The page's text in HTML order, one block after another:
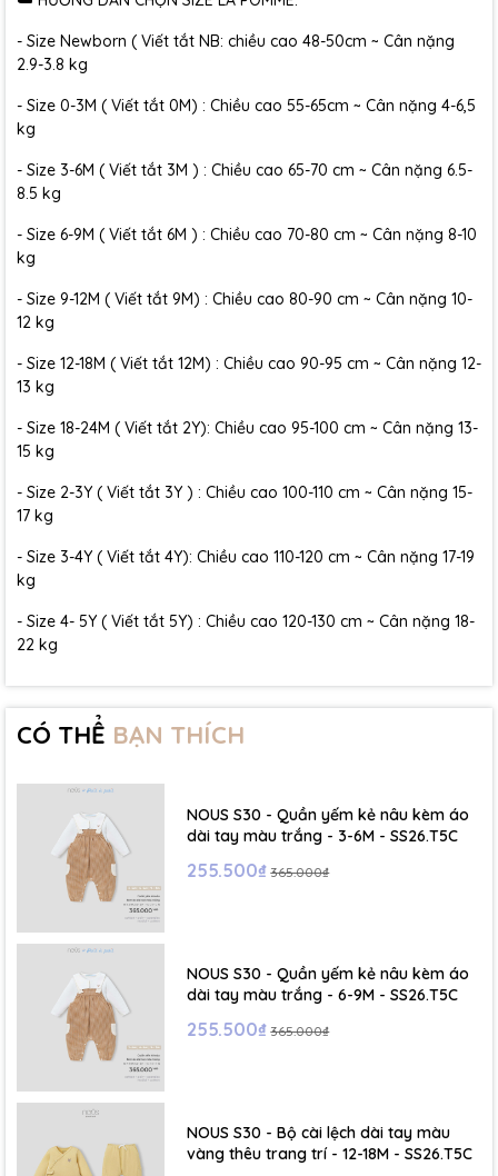
- Size Newborn ( Viết tắt NB: chiều cao 48-50cm ~ Cân nặng
2.9-3.8 kg
- Size 0-3M ( Viết tắt 0M) : Chiều cao 55-65cm ~ Cân nặng 4-6,5
kg
- Size 3-6M ( Viết tắt 3M ) : Chiều cao 65-70 cm ~ Cân nặng 6.5-
8.5 kg
- Size 6-9M ( Viết tắt 6M ) : Chiều cao 70-80 cm ~ Cân nặng 8-10
kg
- Size 9-12M ( Viết tắt 9M) : Chiều cao 80-90 cm ~ Cân nặng 10-
12 kg
- Size 12-18M ( Viết tắt 12M) : Chiều cao 90-95 cm ~ Cân nặng 12-
13 kg
- Size 18-24M ( Viết tắt 2Y): Chiều cao 95-100 cm ~ Cân nặng 13-
15 kg
- Size 2-3Y ( Viết tắt 3Y ) : Chiều cao 100-110 cm ~ Cân nặng 15-
17 kg
- Size 3-4Y ( Viết tắt 4Y): Chiều cao 110-120 cm ~ Cân nặng 17-19
kg
- Size 4- 5Y ( Viết tắt 5Y) : Chiều cao 120-130 cm ~ Cân nặng 18-
22 kg
CÓ THỂ BẠN THÍCH
NOUS S30 - Quần yếm kẻ nâu kèm áo
dài tay màu trắng - 3-6M - SS26.T5C
255.500₫ 365.000₫
NOUS S30 - Quần yếm kẻ nâu kèm áo
dài tay màu trắng - 6-9M - SS26.T5C
255.500₫ 365.000₫
NOUS S30 - Bộ cài lệch dài tay màu
vàng thêu trang trí - 12-18M - SS26.T5C